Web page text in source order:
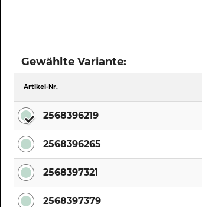
Gewählte Variante:
Artikel-Nr.
2568396219
2568396265
2568397321
2568397379